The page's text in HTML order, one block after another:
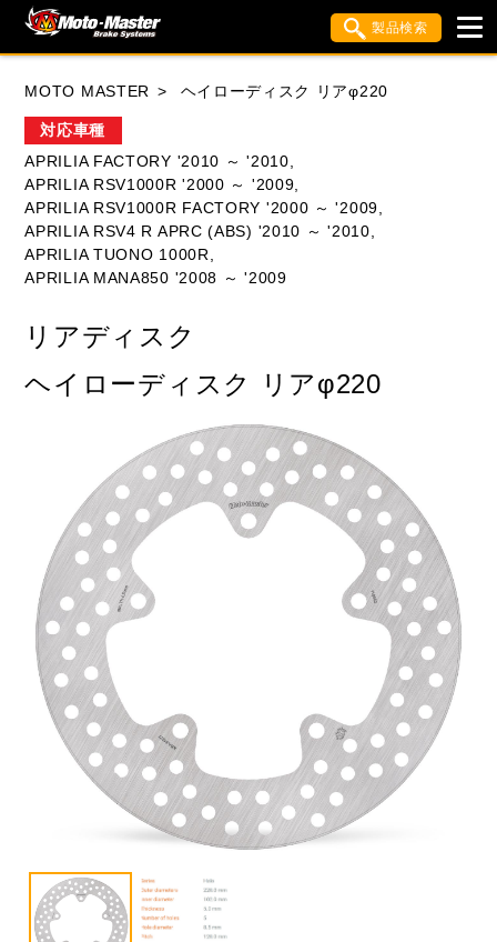
製品検索
HONDA YAMAHA SUZUKI
KAWASAKI APRILIA
MOTO GUZZI
閉じる
MOTO MASTER ヘイローディスク リアφ220
対応車種
APRILIA FACTORY '2010 ～ '2010,
APRILIA RSV1000R '2000 ～ '2009,
APRILIA RSV1000R FACTORY '2000 ～ '2009,
APRILIA RSV4 R APRC (ABS) '2010 ～ '2010,
APRILIA TUONO 1000R,
APRILIA MANA850 '2008 ～ '2009
リアディスク
ヘイローディスク リアφ220